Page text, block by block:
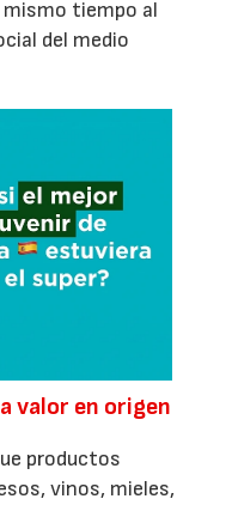
tiempo al
del medio
valor en origen
productos
vinos, mieles,